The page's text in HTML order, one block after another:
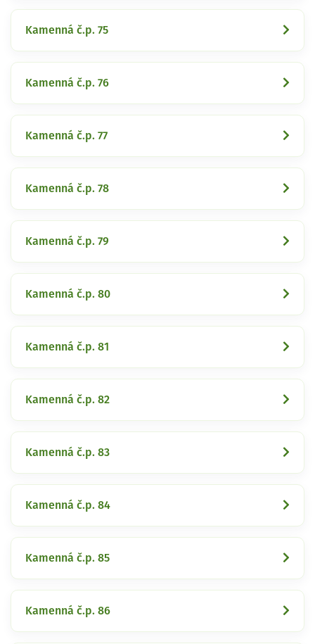
Kamenná č.p. 75
Kamenná č.p. 76
Kamenná č.p. 77
Kamenná č.p. 78
Kamenná č.p. 79
Kamenná č.p. 80
Kamenná č.p. 81
Kamenná č.p. 82
Kamenná č.p. 83
Kamenná č.p. 84
Kamenná č.p. 85
Kamenná č.p. 86